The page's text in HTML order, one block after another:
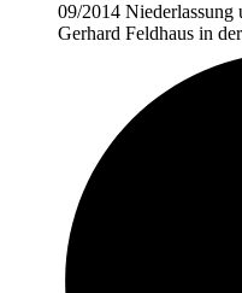
09/2014 Niederlassung
Gerhard Feldhaus in